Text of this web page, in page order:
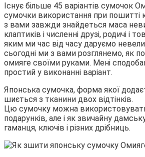
Існує більше 45 варіантів сумочок
сумочки використання при пошитті
з вами завжди знайдеться маса
клаптиків і численні друзі, родичі і
яким ми час від часу даруємо
сьогодні ми з вами розглянемо, як
омияге своїми руками. Мені
простий у виконанні варіант.
Японська сумочка, форма якої
шиється з тканини двох відтінків.
Цю сумочку можна
подарунків, але і як звичайну
гаманця, ключів і різних дрібниць.